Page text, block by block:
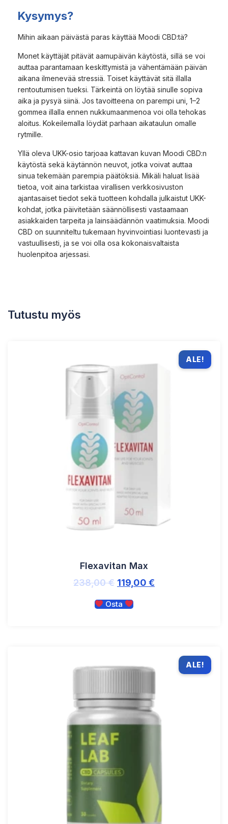
Kysymys?
Mihin aikaan päivästä paras käyttää Moodi CBD:tä?
Monet käyttäjät pitävät aamupäivän käytöstä, sillä se voi
auttaa parantamaan keskittymistä ja vähentämään päivän
aikana ilmenevää stressiä. Toiset käyttävät sitä illalla
rentoutumisen tueksi. Tärkeintä on löytää sinulle sopiva
aika ja pysyä siinä. Jos tavoitteena on parempi uni, 1–2
gommea illalla ennen nukkumaanmenoa voi olla tehokas
aloitus. Kokeilemalla löydät parhaan aikataulun omalle
rytmille.
Yllä oleva UKK-osio tarjoaa kattavan kuvan Moodi CBD:n
käytöstä sekä käytännön neuvot, jotka voivat auttaa
sinua tekemään parempia päätöksiä. Mikäli haluat lisää
tietoa, voit aina tarkistaa virallisen verkkosivuston
ajantasaiset tiedot sekä tuotteen kohdalla julkaistut UKK-
kohdat, jotka päivitetään säännöllisesti vastaamaan
asiakkaiden tarpeita ja lainsäädännön vaatimuksia. Moodi
CBD on suunniteltu tukemaan hyvinvointiasi luontevasti ja
vastuullisesti, ja se voi olla osa kokonaisvaltaista
huolenpitoa arjessasi.
Tutustu myös
ALE!
Flexavitan Max
238,00€ 119,00 €
Osta
ALE!